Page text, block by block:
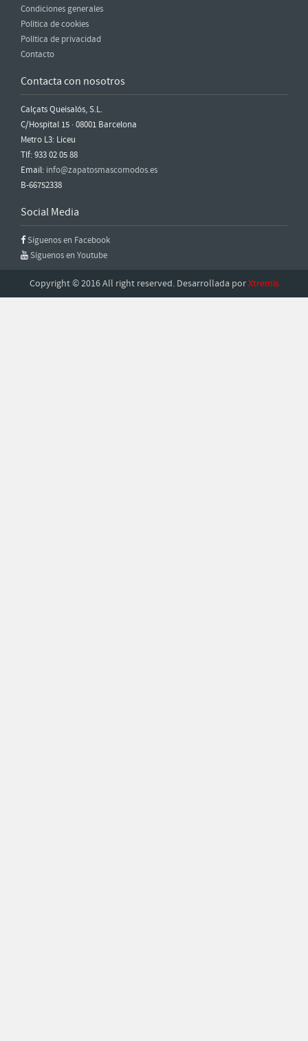
Condiciones generales
Política de cookies
Política de privacidad
Contacto
Contacta con nosotros
Calçats Queisalós, S.L.
C/Hospital 15 · 08001 Barcelona
Metro L3: Liceu
Tlf: 933 02 05 88
Email: info@zapatosmascomodos.es
B-66752338
Social Media
Síguenos en Facebook
Síguenos en Youtube
Copyright © 2016 All right reserved. Desarrollada porXtremis